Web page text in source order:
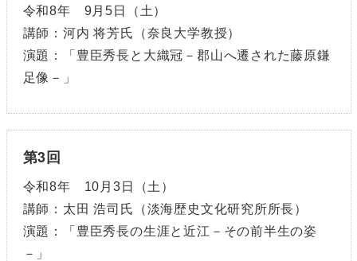
令和8年 9月5日（土）
講師：河内 将芳氏（奈良大学教授）
演題：「豊臣秀長と大織冠－郡山へ遷された藤原鎌
足像－」
第3回
令和8年 10月3日（土）
講師：太田 浩司氏（淡海歴史文化研究所所長）
演題：「豊臣秀長の生涯と近江－その前半生の姿
－」